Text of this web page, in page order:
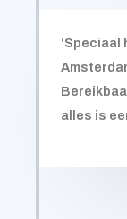
‘Speciaal
alles is